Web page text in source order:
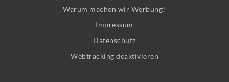
Warum machen wir Werbung?
Impressum
Datenschutz
Webtracking deaktivieren